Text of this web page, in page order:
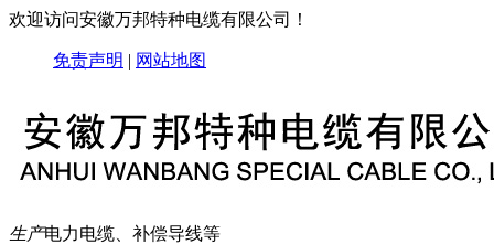
欢迎访问安徽万邦特种电缆有限公司！
免责声明 | 网站地图
生产电力电缆、补偿导线等